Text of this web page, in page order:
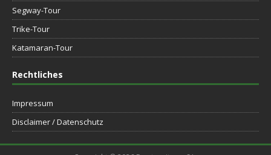
Segway-Tour
Trike-Tour
Katamaran-Tour
Rechtliches
Impressum
Disclaimer / Datenschutz